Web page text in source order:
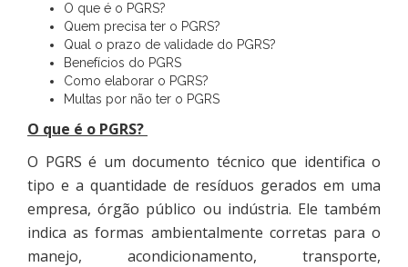
O que é o PGRS?
Quem precisa ter o PGRS?
Qual o prazo de validade do PGRS?
Benefícios do PGRS
Como elaborar o PGRS?
Multas por não ter o PGRS
O que é o PGRS?
O PGRS é um documento técnico que identifica o
tipo e a quantidade de resíduos gerados em uma
empresa, órgão público ou indústria. Ele também
indica as formas ambientalmente corretas para o
manejo, acondicionamento, transporte,